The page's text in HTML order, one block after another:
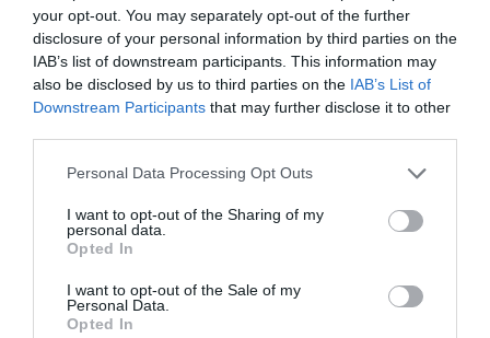
your opt-out. You may separately opt-out of the further
disclosure of your personal information by third parties on the
IAB’s list of downstream participants. This information may
also be disclosed by us to third parties on the IAB’s List of
Downstream Participants that may further disclose it to other
Please note that this website/app uses one or more Google
not limited to your visit or usage behaviour. You may click to
grant or deny consent to Google and its third-party tags to
use your data for below specified purposes in below Google
consent section.
Personal Data Processing Opt Outs
I want to opt-out of the Sharing of my
personal data.
Opted In
I want to opt-out of the Sale of my
Personal Data.
Opted In
🇬🇧 🇺🇸 had it’s offensive in both
#Zaporizhzhia#Zaporozhie#Zaporizhia&
#Donbasss#Donetsk& got it her nasty
teeth 🦷 & had to go back & also killed by
#RussianArmy#DPRetc !!
June 5, 2023
ΟΥΚΡΑΝΙΑ ΡΩΣΙΑ